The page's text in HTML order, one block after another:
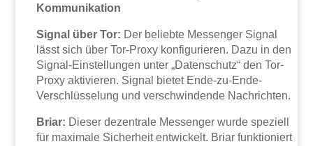
Kommunikation
Signal über Tor: Der beliebte Messenger Signal
lässt sich über Tor-Proxy konfigurieren. Dazu in den
Signal-Einstellungen unter „Datenschutz“ den Tor-
Proxy aktivieren. Signal bietet Ende-zu-Ende-
Verschlüsselung und verschwindende Nachrichten.
Briar: Dieser dezentrale Messenger wurde speziell
für maximale Sicherheit entwickelt. Briar funktioniert